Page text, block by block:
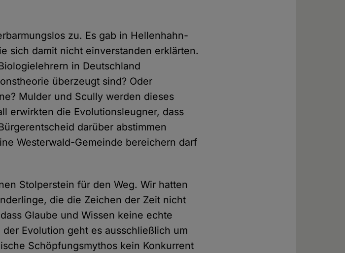
zu. Es gab in Hellenhahn-
sich damit nicht einverstanden erklärten.
in Deutschland
überzeugt sind? Oder
Mulder und Scully werden dieses
erwirkten die Evolutionsleugner, dass
darüber abstimmen
Westerwald-Gemeinde bereichern darf
Stolperstein für den Weg. Wir hatten
die die Zeichen der Zeit nicht
Glaube und Wissen keine echte
Evolution geht es ausschließlich um
Schöpfungsmythos kein Konkurrent